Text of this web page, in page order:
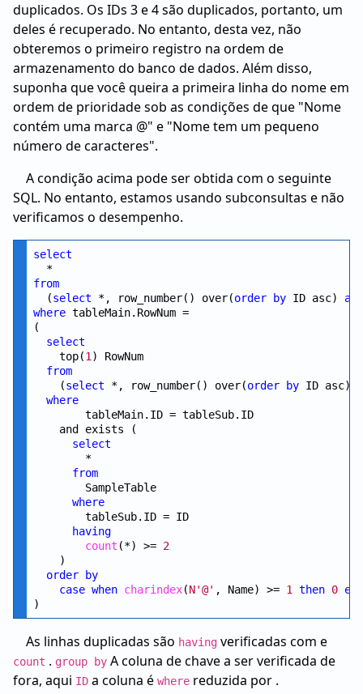
duplicados. Os IDs 3 e 4 são duplicados, portanto, um
deles é recuperado. No entanto, desta vez, não
obteremos o primeiro registro na ordem de
armazenamento do banco de dados. Além disso,
suponha que você queira a primeira linha do nome em
ordem de prioridade sob as condições de que "Nome
contém uma marca @" e "Nome tem um pequeno
número de caracteres".
A condição acima pode ser obtida com o seguinte
SQL. No entanto, estamos usando subconsultas e não
verificamos o desempenho.
select
from
  (
select *, row_number() over(order by ID asc) as
where tableMain.RowNum =
(
select
    top(
1 ) RowNum
from
    (
select *, row_number() over(order by ID asc)
where
        tableMain.ID = tableSub.ID
    and exists (
select
        *
from
        SampleTable
where
        tableSub.ID = ID
having
count (*) >= 2
    )
order
by
case when charindex(N'@' , Name) >= 1 then 0
As linhas duplicadas são having verificadas com e
count . group by A coluna de chave a ser verificada de
fora, aqui ID a coluna é where reduzida por .